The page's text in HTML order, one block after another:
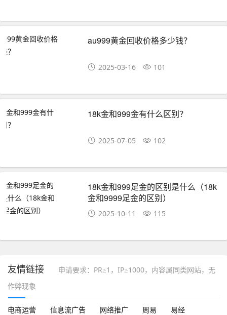
au999黄金回收价格多少钱？
2025-03-16 101
18k金和999金有什么区别？
2025-07-05 102
18k金和999足金的区别是什么（18k
金和9999足金的区别）
2025-10-11 115
友情链接
申请要求：PR≥1，IP≥1000，内容属同类网站，无
作弊现象
电商运营 信息流广告 网络推广 周易
易经